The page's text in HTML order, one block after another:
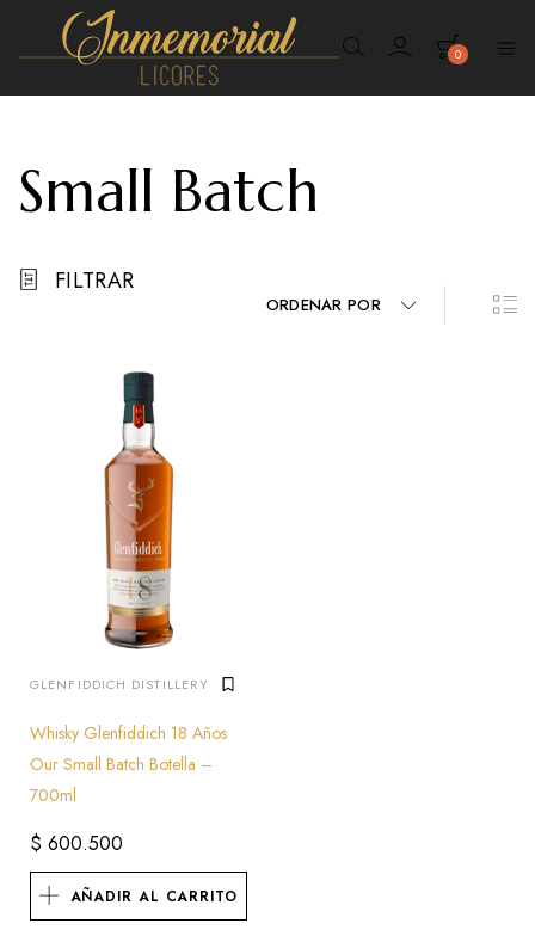
Inmemorial
0
Small Batch
FILTRAR
ORDENAR POR
GLENFIDDICH DISTILLERY
Whisky Glenfiddich 18 Años
Our Small Batch Botella –
700ml
$ 600.500
AÑADIR AL CARRITO